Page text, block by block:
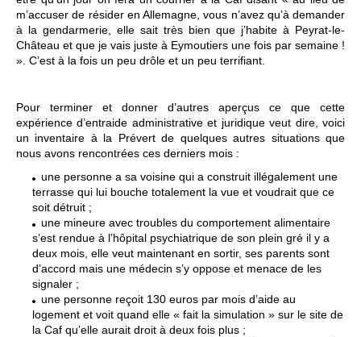
m’accuser de résider en Allemagne, vous n’avez qu’à demander
à la gendarmerie, elle sait très bien que j’habite à Peyrat-le-
Château et que je vais juste à Eymoutiers une fois par semaine !
». C’est à la fois un peu drôle et un peu terrifiant.
Pour terminer et donner d’autres aperçus ce que cette
expérience d’entraide administrative et juridique veut dire, voici
un inventaire à la Prévert de quelques autres situations que
nous avons rencontrées ces derniers mois :
une personne a sa voisine qui a construit illégalement une
terrasse qui lui bouche totalement la vue et voudrait que ce
soit détruit ;
une mineure avec troubles du comportement alimentaire
s’est rendue à l’hôpital psychiatrique de son plein gré il y a
deux mois, elle veut maintenant en sortir, ses parents sont
d’accord mais une médecin s’y oppose et menace de les
signaler ;
une personne reçoit 130 euros par mois d’aide au
logement et voit quand elle « fait la simulation » sur le site de
la Caf qu’elle aurait droit à deux fois plus ;